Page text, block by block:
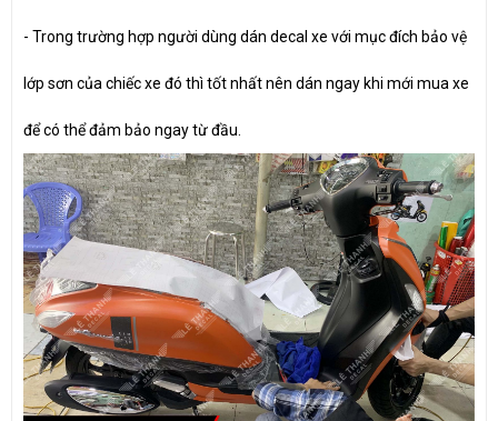
- Trong trường hợp người dùng dán decal xe với mục đích bảo vệ
lớp sơn của chiếc xe đó thì tốt nhất nên dán ngay khi mới mua xe
để có thể đảm bảo ngay từ đầu.